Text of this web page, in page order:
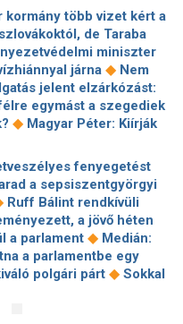
a HM cége a
a miniszter
tett
◆Orbán Anita
szlovák kormányt, hogy
vízellátást ◆ Forró
lehet az uniós
az
◆ Török Gábor: Ez
az albérletpiacon, nincs
titkolózni kezdett a
ügyekről◆
köztársasági elnöke is
jövő hétre◆
a Górnik Zabrze
párharcban◆Itt a
keres a legrosszabbul
kormány több vizet kért a
de Taraba
miniszter
járna ◆ Nem
jelent elzárkózást:
egymást a szegediek
◆ Magyar Péter: Kiírják
magyar állami
fognak előírni ◆Orbán
repült honvédségi
és Nigerbe◆Ismert
iroda ment csődbe,
hadakozhatnak az
rakétákat is
az előrenyomuló orosz
fenyegetést
a sepsiszentgyörgyi
Ruff Bálint rendkívüli
a jövő héten
a parlament ◆ Medián:
a parlamentbe egy
polgári párt ◆ Sokkal